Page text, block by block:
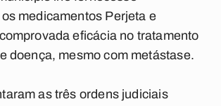
medicamentos Perjeta e
eficácia no tratamento
doença, mesmo com metástase.
as três ordens judiciais